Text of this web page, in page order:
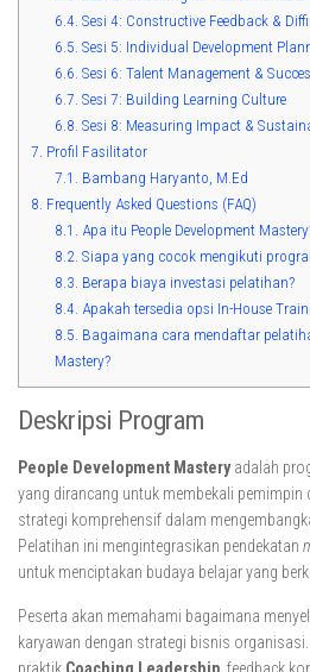
6.4. Sesi 4: Constructive Feedback &
6.5. Sesi 5: Individual Development
6.6. Sesi 6: Talent Management &
6.7. Sesi 7: Building Learning Culture
6.8. Sesi 8: Measuring Impact &
7. Profil Fasilitator
7.1. Bambang Haryanto, M.Ed
8. Frequently Asked Questions (FAQ)
8.1. Apa itu People Development
8.2. Siapa yang cocok mengikuti
8.3. Berapa biaya investasi pelatihan?
8.4. Apakah tersedia opsi In-House
8.5. Bagaimana cara mendaftar
Mastery?
Deskripsi Program
People Development Masteryadalah
yang dirancang untuk membekali pemimpin
strategi komprehensif dalam
Pelatihan ini mengintegrasikan pendekatan
untuk menciptakan budaya belajar yang
Peserta akan memahami bagaimana
karyawan dengan strategi bisnis
praktik Coaching Leadership , feedback